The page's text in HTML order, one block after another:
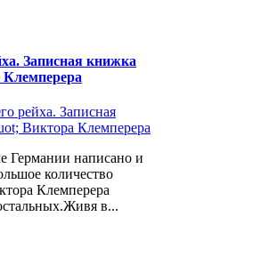
Записная книжка
Германии написано и
количество
Клемперера
в...